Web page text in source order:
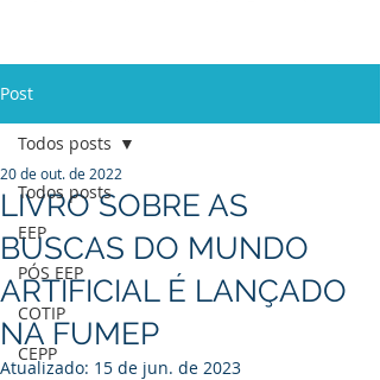
Post
Todos posts
EEP
PÓS EEP
COTIP
CEPP
Todos posts
LIVRO SOBRE AS
BUSCAS DO MUNDO
ARTIFICIAL É LANÇADO
NA FUMEP
20 de out. de 2022
Atualizado: 15 de jun. de 2023